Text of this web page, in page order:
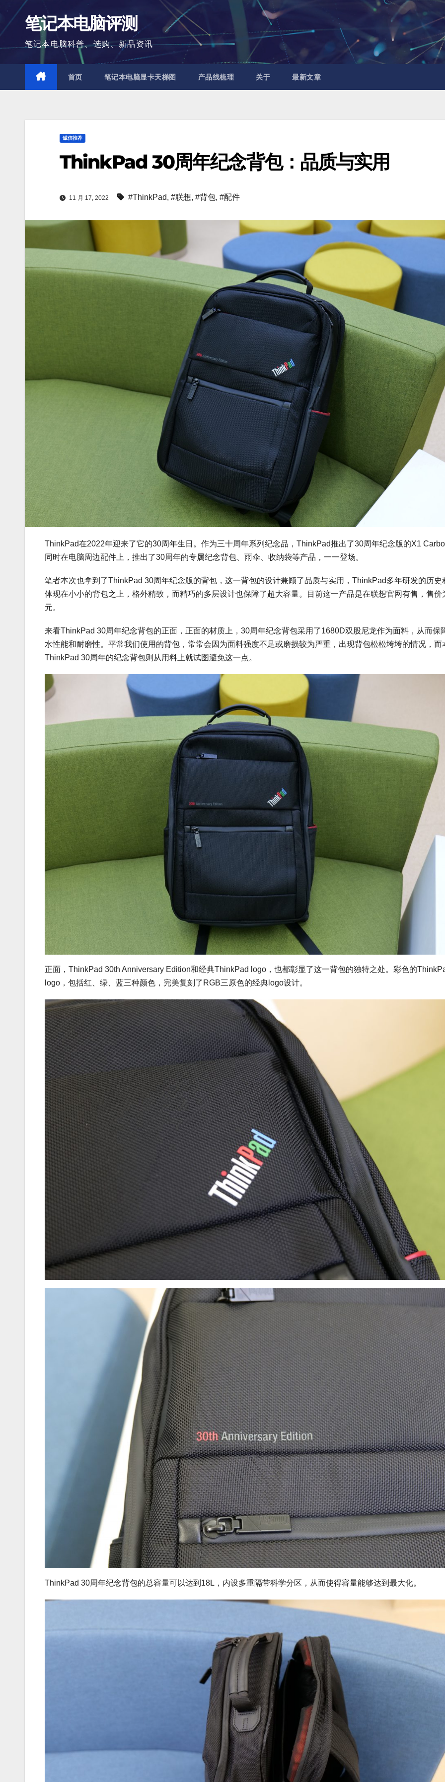
内
容
笔记本电脑评测
笔记本电脑科普、选购、新品资讯
首页 笔记本电脑显卡天梯图 产品线梳理 关于 最新文章
诚信推荐
ThinkPad 30周年纪念背包：品质与实用
11 月 17, 2022 #ThinkPad, #联想, #背包, #配件
ThinkPad在2022年迎来了它的30周年生日。作为三十周年系列纪念品，ThinkPad推出了30周年纪念版的X1
同时在电脑周边配件上，推出了30周年的专属纪念背包、雨伞、收纳袋等产品，一一登场。
笔者本次也拿到了ThinkPad 30周年纪念版的背包，这一背包的设计兼顾了品质与实用，ThinkPad多年研发的历史
体现在小小的背包之上，格外精致，而精巧的多层设计也保障了超大容量。目前这一产品是在联想官网有售，售价
元。
来看ThinkPad 30周年纪念背包的正面，正面的材质上，30周年纪念背包采用了1680D双股尼龙作为面料，从而保
水性能和耐磨性。平常我们使用的背包，常常会因为面料强度不足或磨损较为严重，出现背包松松垮垮的情况，而
ThinkPad 30周年的纪念背包则从用料上就试图避免这一点。
正面，ThinkPad 30th Anniversary Edition和经典ThinkPad logo，也都彰显了这一背包的独特之处。彩色的
logo，包括红、绿、蓝三种颜色，完美复刻了RGB三原色的经典logo设计。
ThinkPad 30周年纪念背包的总容量可以达到18L，内设多重隔带科学分区，从而使得容量能够达到最大化。